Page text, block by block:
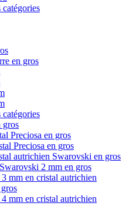
en gros
gros
Preciosa en gros
Preciosa en gros
autrichien Swarovski en gros
2 mm en gros
3 mm en cristal autrichien
4 mm en cristal autrichien